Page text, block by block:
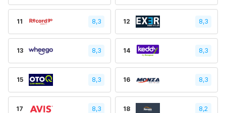
11 8,3 12 8,3
13 8,3 14 8,3
15 8,3 16 8,3
17 8,3 18 8,2